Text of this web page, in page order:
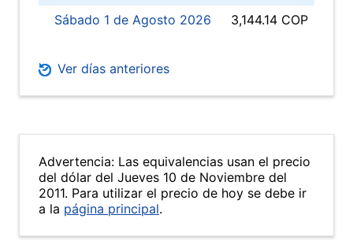
Sábado 1 de Agosto 2026 3,144.14 COP
Ver días anteriores
Advertencia: Las equivalencias usan el precio
del dólar del Jueves 10 de Noviembre del
2011. Para utilizar el precio de hoy se debe ir
a la página principal.